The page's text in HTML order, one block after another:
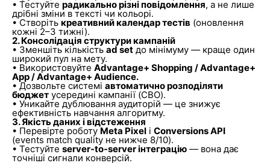
• Тестуйте радикально різні повідомлення, а не лише
дрібні зміни в тексті чи кольорі.
• Створіть креативний календар тестів (оновлення
кожні 2–3 тижні).
2. Консолідація структури кампаній
• Зменшіть кількість ad setдо мінімуму — краще один
широкий пул на мету.
• Використовуйте Advantage+ Shopping / Advantage+
App / Advantage+ Audience.
• Дозвольте системі автоматично розподіляти
бюджетусередині кампанії (CBO).
• Уникайте дублювання аудиторій — це знижує
ефективність навчання алгоритму.
3. Якість даних і відстеження
• Перевірте роботуMeta Pixelі Conversions API
(events match quality не нижче 8/10).
• Тестуйте server-to-server інтеграцію— вона дає
точніші сигнали конверсій.